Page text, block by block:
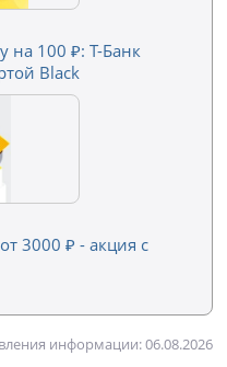
на 100 ₽: Т-Банк
Black
3000 ₽ - акция с
информации: 06.08.2026